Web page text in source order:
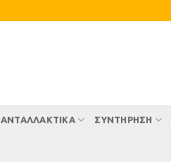
ΑΝΤΑΛΛΑΚΤΙΚΑ ΣΥΝΤΉΡΗΣΗ